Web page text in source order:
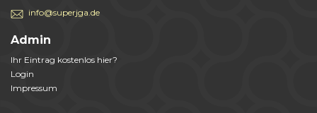
info@superjga.de
Admin
Ihr Eintrag kostenlos hier?
Login
Impressum